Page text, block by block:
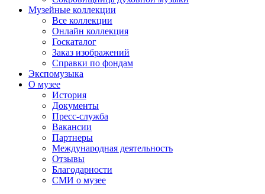
Музейные коллекции
Все коллекции
Онлайн коллекция
Госкаталог
Заказ изображений
Справки по фондам
Экспомузыка
О музее
История
Документы
Пресс-служба
Вакансии
Партнеры
Международная деятельность
Отзывы
Благодарности
СМИ о музее